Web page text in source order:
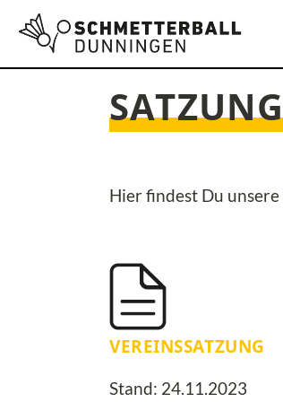
Hier findest Du
VEREINSSATZUNG
Stand: 24.11.2023